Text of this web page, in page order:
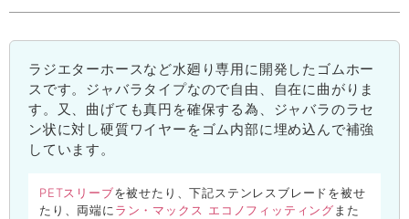
ラジエターホースなど水廻り専用に開発したゴムホー
スです。ジャバラタイプなので自由、自在に曲がりま
す。又、曲げても真円を確保する為、ジャバラのラセ
ン状に対し硬質ワイヤーをゴム内部に埋め込んで補強
しています。
PETスリーブを被せたり、下記ステンレスブレードを被せ
たり、両端に ラン・マックス エコノフィッティング また